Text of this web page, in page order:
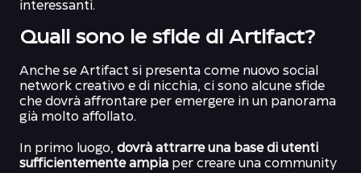
interessanti.
Quali sono le sfide di Artifact?
Anche se Artifact si presenta come nuovo social
network creativo e di nicchia, ci sono alcune sfide
che dovrà affrontare per emergere in un panorama
già molto affollato.
In primo luogo, dovrà attrarre una base di utenti
sufficientemente ampia per creare una community